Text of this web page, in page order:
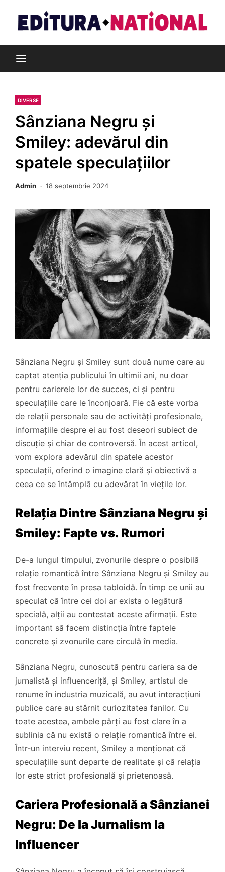
content
Editura Național
DIVERSE
Sânziana Negru și
Smiley: adevărul din
spatele speculațiilor
Admin 18 septembrie 2024
Sânziana Negru și Smiley sunt două nume care au
captat atenția publicului în ultimii ani, nu doar
pentru carierele lor de succes, ci și pentru
speculațiile care le înconjoară. Fie că este vorba
de relații personale sau de activități profesionale,
informațiile despre ei au fost deseori subiect de
discuție și chiar de controversă. În acest articol,
vom explora adevărul din spatele acestor
speculații, oferind o imagine clară și obiectivă a
ceea ce se întâmplă cu adevărat în viețile lor.
Relația Dintre Sânziana Negru și
Smiley: Fapte vs. Rumori
De-a lungul timpului, zvonurile despre o posibilă
relație romantică între Sânziana Negru și Smiley au
fost frecvente în presa tabloidă. În timp ce unii au
speculat că între cei doi ar exista o legătură
specială, alții au contestat aceste afirmații. Este
important să facem distincția între faptele
concrete și zvonurile care circulă în media.
Sânziana Negru, cunoscută pentru cariera sa de
jurnalistă și influenceriță, și Smiley, artistul de
renume în industria muzicală, au avut interacțiuni
publice care au stârnit curiozitatea fanilor. Cu
toate acestea, ambele părți au fost clare în a
sublinia că nu există o relație romantică între ei.
Într-un interviu recent, Smiley a menționat că
speculațiile sunt departe de realitate și că relația
lor este strict profesională și prietenoasă.
Cariera Profesională a Sânzianei
Negru: De la Jurnalism la
Influencer